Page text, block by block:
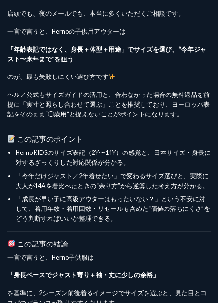
店頭でも、夜のメールでも、本当に多くいただくご相談です。
一言で言うと、Hernoの子供用アウターは
「年齢表記ではなく、身長＋体型＋用途」でサイズを選び、“今年ジャ
スト〜来年まで”を狙う
のが、最も失敗しにくい選び方です
ヘルノ公式もサイズガイドの活用と、合わなかった場合の無料返品を前
提に「実寸と照らし合わせて選ぶ」ことを推奨しており、ヨーロッパ表
記をそのまま“◯歳用”と捉えないことがポイントになります。
この記事のポイント
Herno KIDSのサイズ表記（2Y〜14Y）の感覚と、日本サイズ・身長に
対するざっくりした対応関係が分かる。
「今年だけジャスト／2年着せたい」で変わるサイズ選びと、実際に
大人が14Aを着比べたときの“余り方”から逆算した考え方が分かる。
「成長が早い子に高級アウターはもったいない？」という不安に対
して、着用年数・着用回数・リセールも含めた“価値の落ちにくさ”を
どう判断すればいいか整理できる。
この記事の結論
一言で言うと、Herno子供服は
「身長ベースでジャスト寄り＋袖・丈に少しの余裕」
を基準に、2シーズン前後着るイメージでサイズを選ぶと、見た目とコ